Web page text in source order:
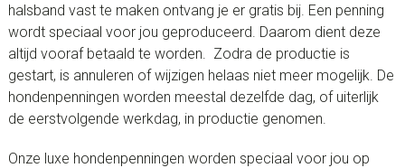
halsband vast te maken ontvang je er gratis bij. Een penning
wordt speciaal voor jou geproduceerd. Daarom dient deze
altijd vooraf betaald te worden. Zodra de productie is
gestart, is annuleren of wijzigen helaas niet meer mogelijk. De
hondenpenningen worden meestal dezelfde dag, of uiterlijk
de eerstvolgende werkdag, in productie genomen.
Onze luxe hondenpenningen worden speciaal voor jou op